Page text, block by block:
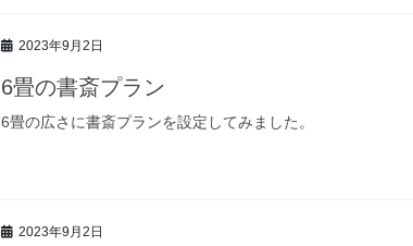
2023年9月2日
6畳の書斎プラン
6畳の広さに書斎プランを設定してみました。
2023年9月2日